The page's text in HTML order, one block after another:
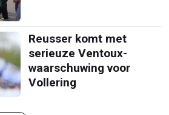
Reusser komt met
serieuze Ventoux-
waarschuwing voor
Vollering